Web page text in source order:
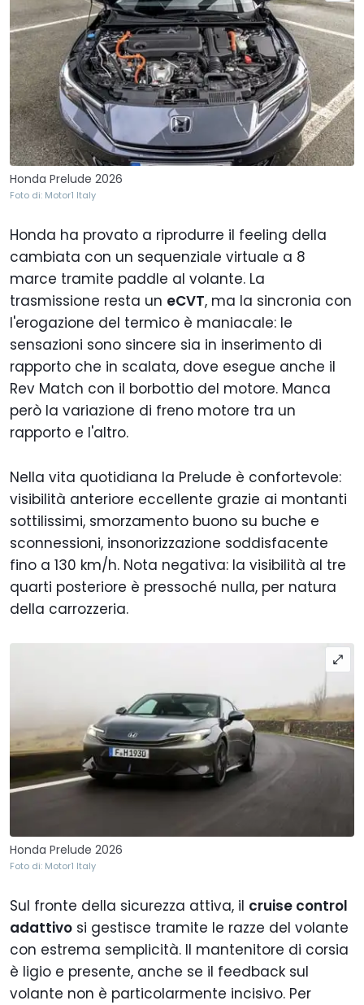
Honda Prelude 2026
Foto di: Motor1 Italy
Honda ha provato a riprodurre il feeling della
cambiata con un sequenziale virtuale a 8
marce tramite paddle al volante. La
trasmissione resta un eCVT, ma la sincronia con
l'erogazione del termico è maniacale: le
sensazioni sono sincere sia in inserimento di
rapporto che in scalata, dove esegue anche il
Rev Match con il borbottio del motore. Manca
però la variazione di freno motore tra un
rapporto e l'altro.
Nella vita quotidiana la Prelude è confortevole:
visibilità anteriore eccellente grazie ai montanti
sottilissimi, smorzamento buono su buche e
sconnessioni, insonorizzazione soddisfacente
fino a 130 km/h. Nota negativa: la visibilità al tre
quarti posteriore è pressoché nulla, per natura
della carrozzeria.
Honda Prelude 2026
Foto di: Motor1 Italy
Sul fronte della sicurezza attiva, il cruise control
adattivo si gestisce tramite le razze del volante
con estrema semplicità. Il mantenitore di corsia
è ligio e presente, anche se il feedback sul
volante non è particolarmente incisivo. Per